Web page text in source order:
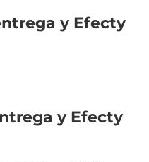
y Efecty
y Efecty